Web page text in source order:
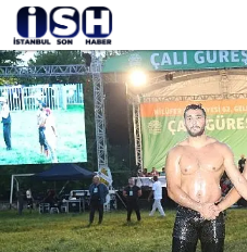
Üniversitesi Arasında